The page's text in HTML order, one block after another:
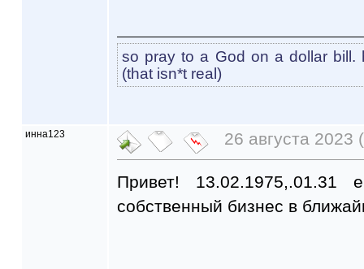
so pray to a God on a dollar
(that isn*t real)
инна123 26 августа 2023
Привет! 13.02.1975,.01.31
собственный бизнес в